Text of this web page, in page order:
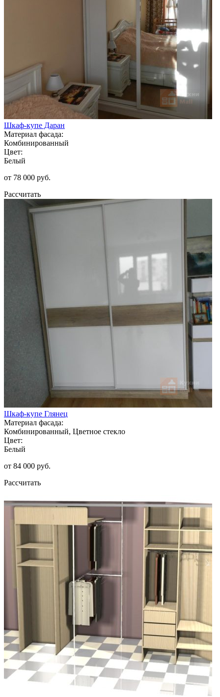
Шкаф-купе Даран
Материал фасада:
Комбинированный
Цвет:
Белый
от 78 000 руб.
Рассчитать
Шкаф-купе Глянец
Материал фасада:
Комбинированный, Цветное стекло
Цвет:
Белый
от 84 000 руб.
Рассчитать